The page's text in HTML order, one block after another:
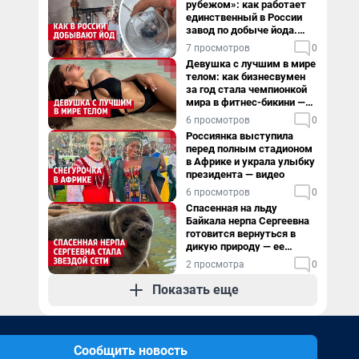
рубежом»: как работает
единственный в России
завод по добыче йода.
Видео
7 просмотров 0
Девушка с лучшим в мире
телом: как бизнесвумен
за год стала чемпионкой
мира в фитнес-бикини —
видео
6 просмотров 0
Россиянка выступила
перед полным стадионом
в Африке и украла улыбку
президента — видео
6 просмотров 0
Спасенная на льду
Байкала нерпа Сергеевна
готовится вернуться в
дикую природу — ее
видеоистория
2 просмотра 0
Показать еще
Сообщить новость